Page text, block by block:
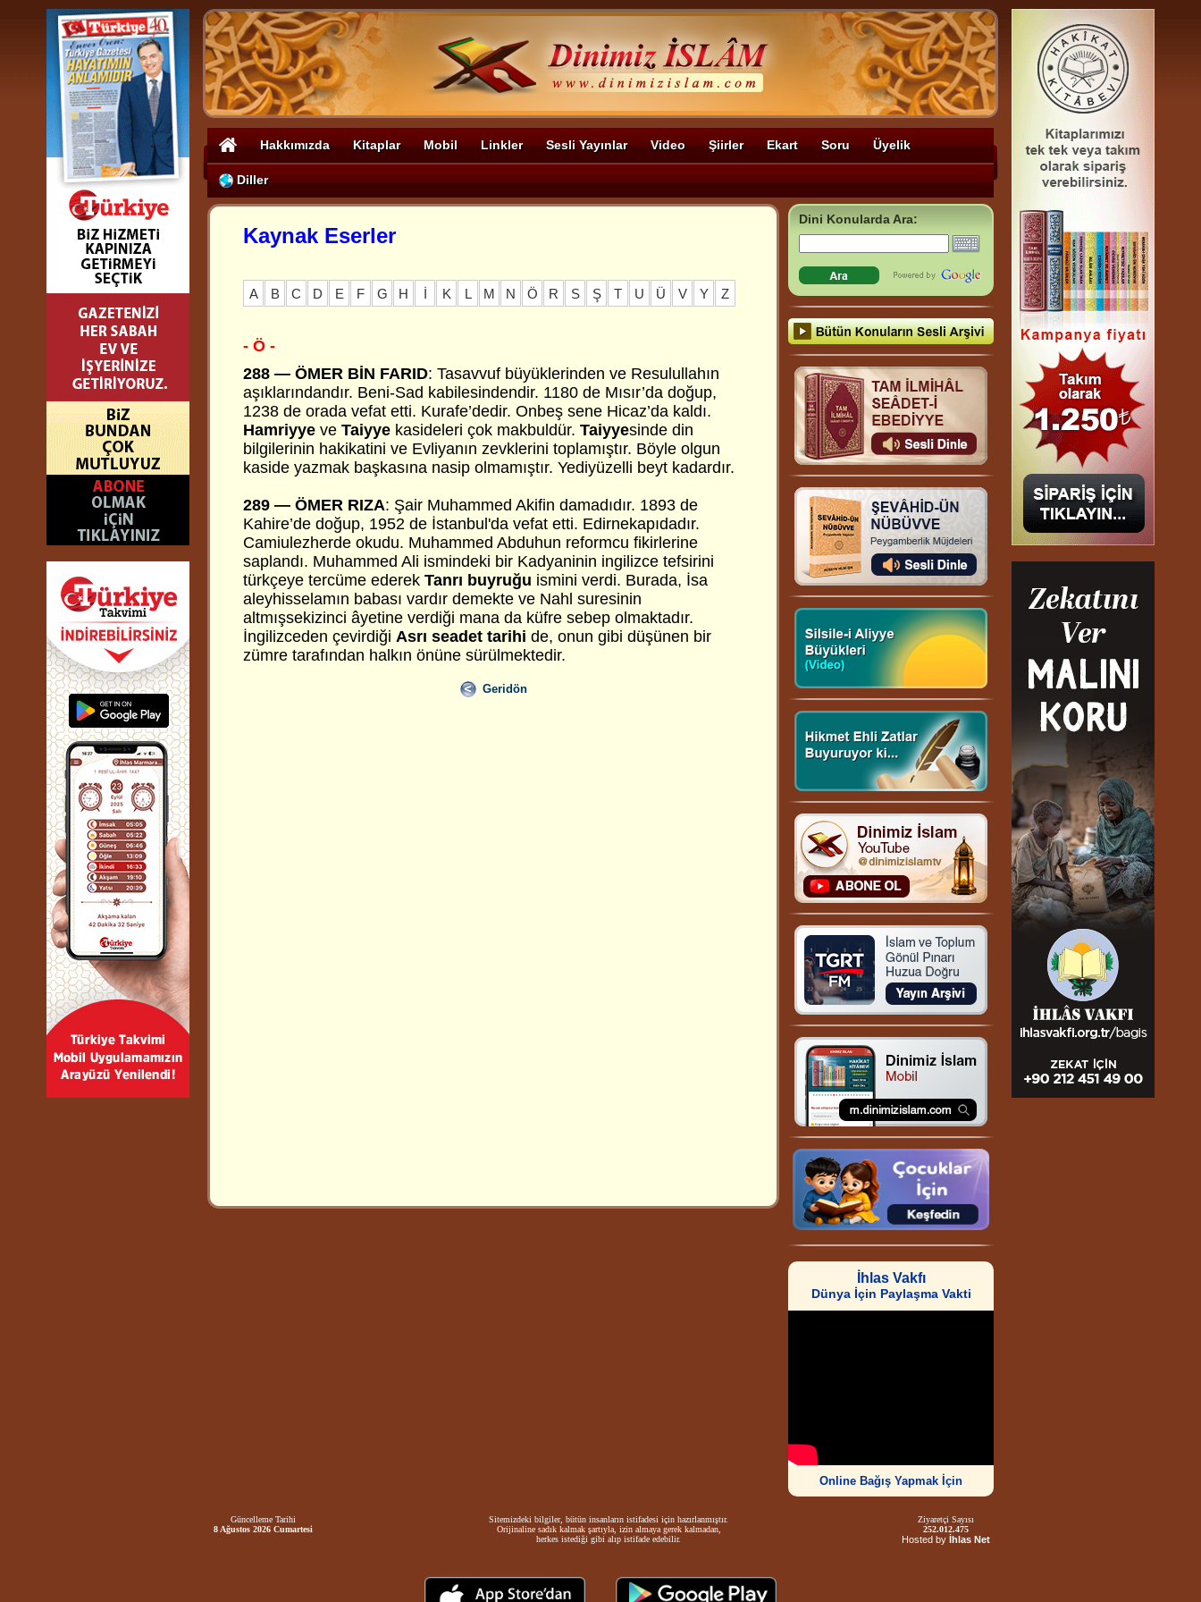
Hakkımızda Kitaplar Mobil Linkler Sesli Yayınlar Video Şiirler Ekart Soru Üyelik
Diller
Kaynak Eserler
A B C D E F G H İ K L M N Ö R S Ş T U Ü V Y Z
- Ö -
288 — ÖMER BİN FARID: Tasavvuf büyüklerinden ve Resulullahın
aşıklarındandır. Beni-Sad kabilesindendir. 1180 de Mısır’da doğup,
1238 de orada vefat etti. Kurafe’dedir. Onbeş sene Hicaz’da kaldı.
Hamriyye ve Taiyye kasideleri çok makbuldür. Taiyyesinde din
bilgilerinin hakikatini ve Evliyanın zevklerini toplamıştır. Böyle olgun
kaside yazmak başkasına nasip olmamıştır. Yediyüzelli beyt kadardır.
289 — ÖMER RIZA: Şair Muhammed Akifin damadıdır. 1893 de
Kahire’de doğup, 1952 de İstanbul'da vefat etti. Edirnekapıdadır.
Camiulezherde okudu. Muhammed Abduhun reformcu fikirlerine
saplandı. Muhammed Ali ismindeki bir Kadyaninin ingilizce tefsirini
türkçeye tercüme ederek Tanrı buyruğu ismini verdi. Burada, İsa
aleyhisselamın babası vardır demekte ve Nahl suresinin
altmışsekizinci âyetine verdiği mana da küfre sebep olmaktadır.
İngilizceden çevirdiği Asrı seadet tarihi de, onun gibi düşünen bir
zümre tarafından halkın önüne sürülmektedir.
Geridön
Dini Konularda Ara:
İhlas Vakfı
Dünya İçin Paylaşma Vakti
Online Bağış Yapmak İçin
Güncelleme Tarihi
8 Ağustos 2026 Cumartesi
Sitemizdeki bilgiler, bütün insanların istifadesi için hazırlanmıştır.
Orijinaline sadık kalmak şartıyla, izin almaya gerek kalmadan,
herkes istediği gibi alıp istifade edebilir.
Ziyaretçi Sayısı
252.012.475
Hosted by İhlas Net